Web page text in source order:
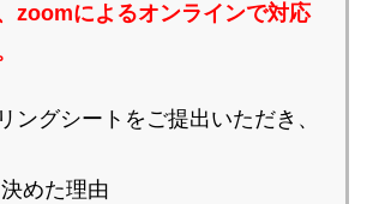
zoomによるオンラインで対応
ングシートをご提出いただき、
めた理由